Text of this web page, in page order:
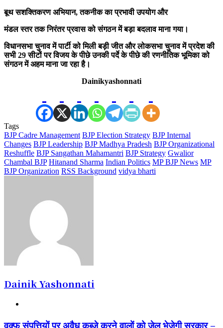
बूथ सशक्तिकरण अभियान, तकनीक का प्रभावी उपयोग और
मंडल स्तर तक निरंतर प्रवास को संगठन में बड़ा बदलाव माना गया।
विधानसभा चुनाव में पार्टी को मिली बड़ी जीत और लोकसभा चुनाव में प्रदेश की
सभी 29 सीटों पर विजय के पीछे उनकी पर्दे के पीछे की रणनीतिक भूमिका को
संगठन में अहम माना जा रहा है।
Dainikyashonnati
Tags
BJP Cadre Management BJP Election Strategy BJP Internal
Changes BJP Leadership BJP Madhya Pradesh BJP Organizational
Reshuffle BJP Sangathan Mahamantri BJP Strategy Gwalior
Chambal BJP Hitanand Sharma Indian Politics MP BJP News MP
BJP Organization RSS Background vidya bharti
Dainik Yashonnati
वक्फ
वक्फ संपत्तियों पर अवैध कब्जे करने वालों को जेल भेजेगी सरकार –